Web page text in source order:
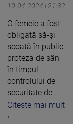
10-04-2024 | 21:32
O femeie a fost
obligată să-și
scoată în public
proteza de sân
în timpul
controlului de
securitate de ...
Citeste mai mult
›